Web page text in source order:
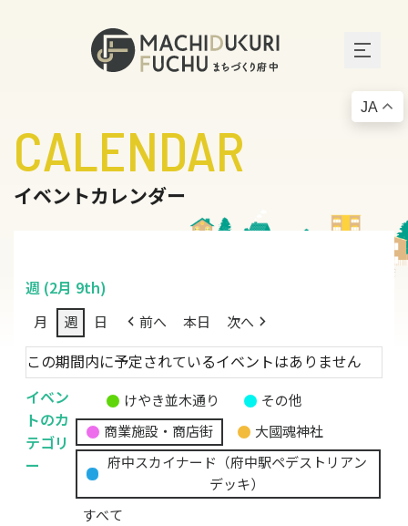
CALENDAR
イベントカレンダー
週 (2月 9th)
月 週 日 前へ 本日 次へ
この期間内に予定されているイベントはありません
イベン
トのカ
テゴリ
ー
題
の
カ
テ
ゴ
けやき並木通り
その他
商業施設・商店街
大國魂神社
府中スカイナード（府中駅ペデストリアン
デッキ）
すべて
JA